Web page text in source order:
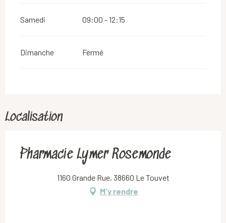
Samedi 09:00 - 12:15
Dimanche Fermé
Localisation
Pharmacie Lymer Rosemonde
1160 Grande Rue, 38660 Le Touvet
M'y rendre